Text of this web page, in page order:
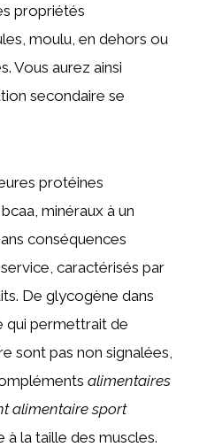
propriétés
moulu, en dehors ou
Vous aurez ainsi
secondaire se
protéines
minéraux à un
conséquences
caractérisés par
De glycogène dans
qui permettrait de
sont pas non signalées,
alimentaires
alimentaire sport
la taille des muscles.